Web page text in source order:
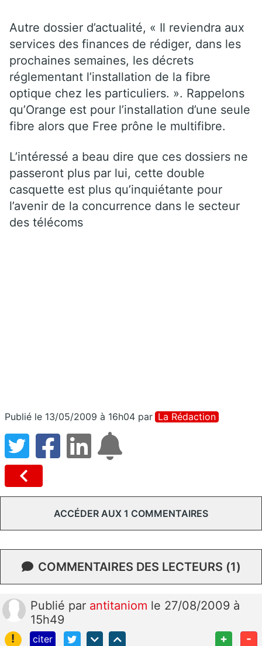
Autre dossier d’actualité, « Il reviendra aux
services des finances de rédiger, dans les
prochaines semaines, les décrets
réglementant l’installation de la fibre
optique chez les particuliers. ». Rappelons
qu’Orange est pour l’installation d’une seule
fibre alors que Free prône le multifibre.
L’intéressé a beau dire que ces dossiers ne
passeront plus par lui, cette double
casquette est plus qu’inquiétante pour
l’avenir de la concurrence dans le secteur
des télécoms
Publié le 13/05/2009 à 16h04 par La Rédaction
ACCÉDER AUX 1 COMMENTAIRES
COMMENTAIRES DES LECTEURS (1)
Publié par antitaniom le 27/08/2009 à
15h49
!
citer + -